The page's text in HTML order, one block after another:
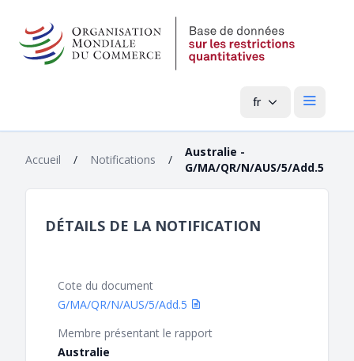
fr Menu
Accueil / Notifications /
Australie -
G/MA/QR/N/AUS/5/Add.5
DÉTAILS DE LA NOTIFICATION
Cote du document
G/MA/QR/N/AUS/5/Add.5
Membre présentant le rapport
Australie